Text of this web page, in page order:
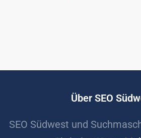
Über SEO
SEO Südwest und